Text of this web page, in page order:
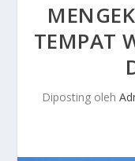
TEMPAT
Diposting oleh